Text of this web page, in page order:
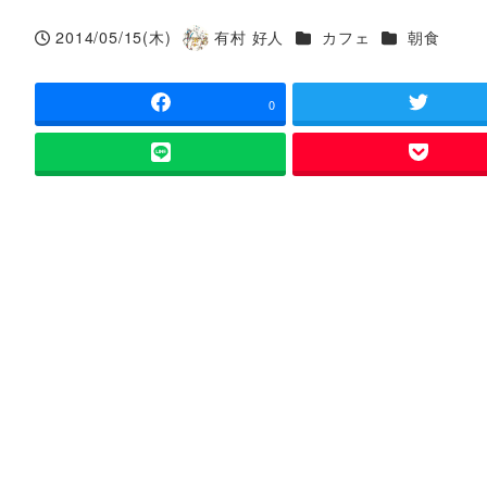
投稿日
2014/05/15(木)
著
有村 好人 カテゴリー
カフェ カテゴリー
朝食
0